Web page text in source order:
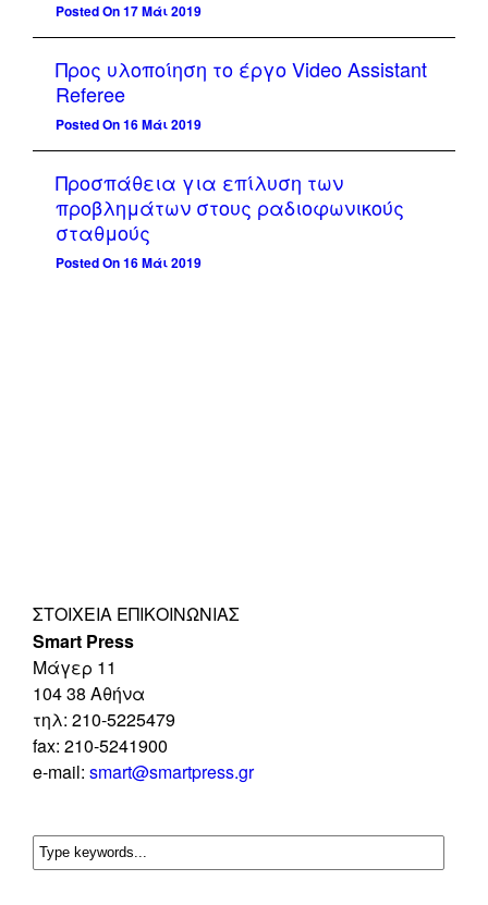
Posted On 17 Μάι 2019
Προς υλοποίηση το έργο Video Assistant
Referee
Posted On 16 Μάι 2019
Προσπάθεια για επίλυση των
προβλημάτων στους ραδιοφωνικούς
σταθμούς
Posted On 16 Μάι 2019
ΣΤΟΙΧΕΊΑ ΕΠΙΚΟΙΝΩΝΊΑΣ
Smart Press
Mάγερ 11
104 38 Αθήνα
τηλ: 210-5225479
fax: 210-5241900
e-mail: smart@smartpress.gr